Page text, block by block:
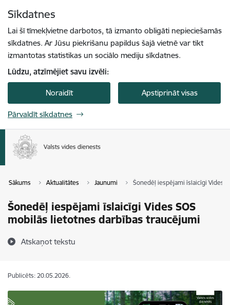
Sīkdatnes
Lai šī tīmekļvietne darbotos, tā izmanto obligāti nepieciešamās
sīkdatnes. Ar Jūsu piekrišanu papildus šajā vietnē var tikt
izmantotas statistikas un sociālo mediju sīkdatnes.
Lūdzu, atzīmējiet savu izvēli:
Noraidīt Apstiprināt visas
Pārvaldīt sīkdatnes
Sākums Aktualitātes Jaunumi Šonedēļ iespējami īslaicīgi Vides
Šonedēļ iespējami īslaicīgi Vides SOS
mobilās lietotnes darbības traucējumi
Atskaņot tekstu
Publicēts: 20.05.2026.